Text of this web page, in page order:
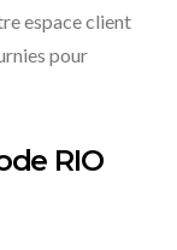
espace client
pour
RIO